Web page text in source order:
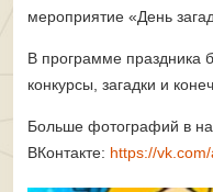
мероприятие «День
В программе праздника
конкурсы, загадки и
Больше фотографий в
ВКонтакте: https://